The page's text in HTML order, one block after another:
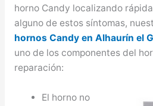
horno Candy localizando
alguno de estos síntomas,
hornos Candy en Alhaurín el
uno de los componentes del
reparación:
El horno no